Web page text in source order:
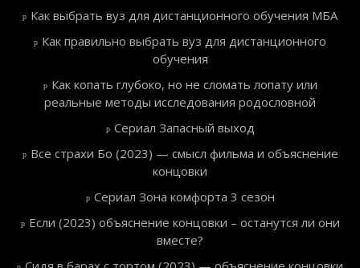
Как выбрать вуз для дистанционного обучения МБА
Как правильно выбрать вуз для дистанционного
обучения
Как копать глубоко, но не сломать лопату или
реальные методы исследования родословной
Сериал Запасный выход
Все страхи Бо (2023) — смысл фильма и объяснение
концовки
Сериал Зона комфорта 3 сезон
Если (2023) объяснение концовки – останутся ли они
вместе?